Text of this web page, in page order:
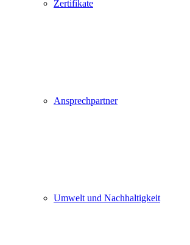
Zertifikate
Ansprechpartner
Umwelt und Nachhaltigkeit